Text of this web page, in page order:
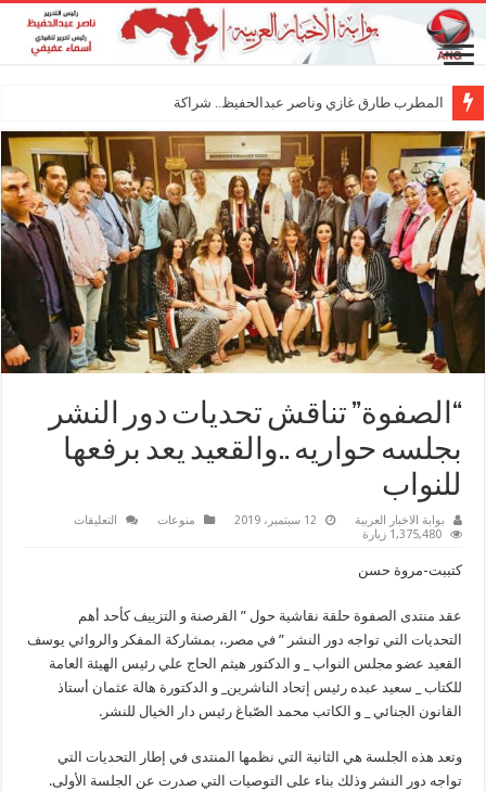
المطرب طارق غازي وناصر عبدالحفيظ.. شراكة فنية ترسم
“الصفوة” تناقش تحديات دور النشر
بجلسه حواريه ..والقعيد يعد برفعها
للنواب
بوابة الاخبار العربية 12 سبتمبر، 2019 منوعات التعليقات
يعد
برفعها
للنواب
مغلقة
1,375,480 زيارة
كتببت-مروة حسن
عقد منتدى الصفوة حلقة نقاشية حول ” القرصنة و التزييف كأحد أهم
التحديات التي تواجه دور النشر ” في مصر.، بمشاركة المفكر والروائي يوسف
القعيد عضو مجلس النواب _ و الدكتور هيثم الحاج علي رئيس الهيئة العامة
للكتاب _ سعيد عبده رئيس إتحاد الناشرين_ و الدكتورة هالة عثمان أستاذ
القانون الجنائي _ و الكاتب محمد الصّباغ رئيس دار الخيال للنشر.
وتعد هذه الجلسة هي الثانية التي نظمها المنتدى في إطار التحديات التي
تواجه دور النشر وذلك بناء على التوصيات التي صدرت عن الجلسة الأولى.